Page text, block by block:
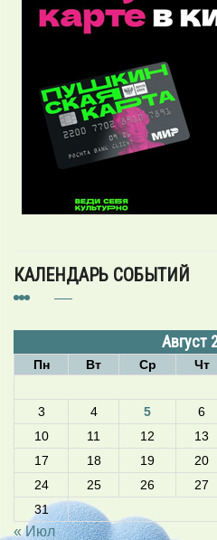
КАЛЕНДАРЬ СОБЫТИЙ
Август
Пн Вт Ср Чт
3
4 5 6
10
11 12 13
17
18 19 20
24
25 26 27
31
« Июл